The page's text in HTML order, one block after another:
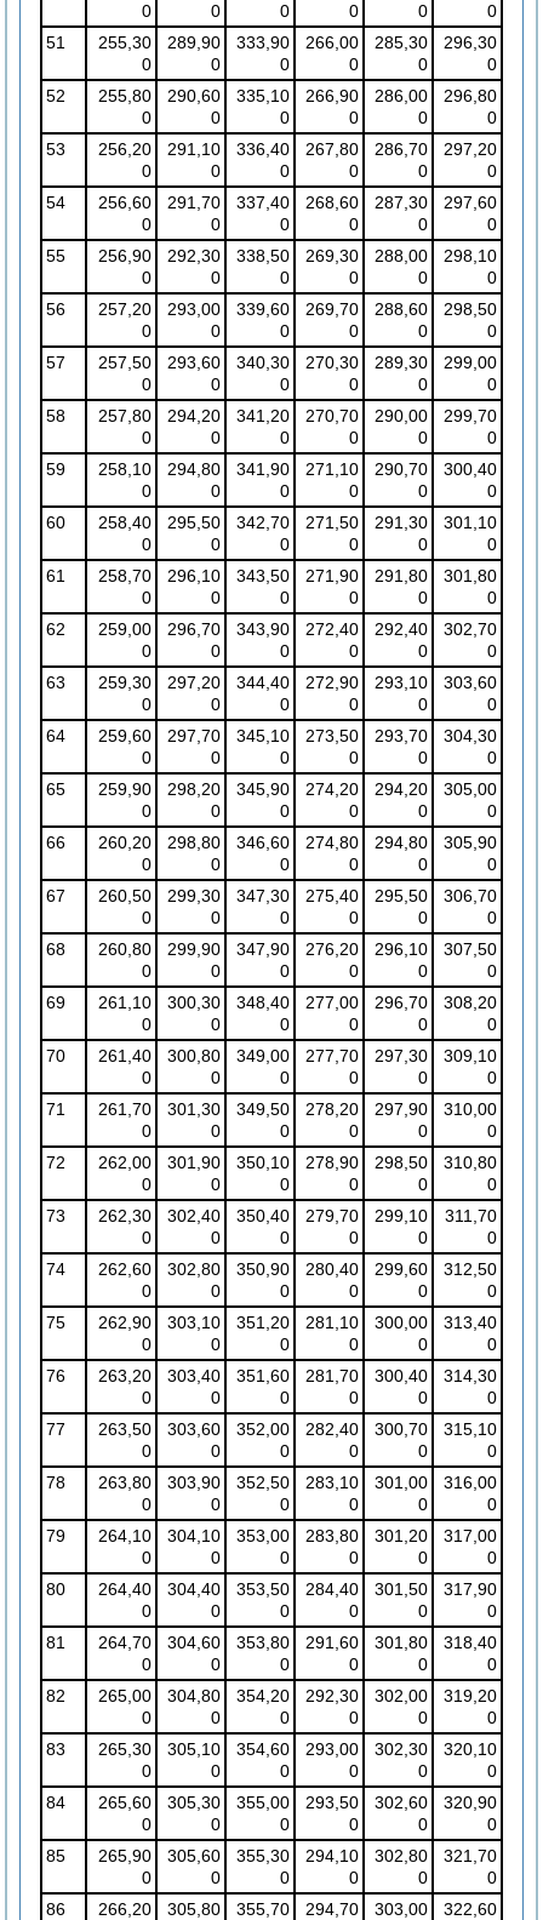
0
0
0
0
0
0
51
255,30
0
289,90
0
333,90
0
266,00
0
285,30
0
296,30
0
52
255,80
0
290,60
0
335,10
0
266,90
0
286,00
0
296,80
0
53
256,20
0
291,10
0
336,40
0
267,80
0
286,70
0
297,20
0
54
256,60
0
291,70
0
337,40
0
268,60
0
287,30
0
297,60
0
55
256,90
0
292,30
0
338,50
0
269,30
0
288,00
0
298,10
0
56
257,20
0
293,00
0
339,60
0
269,70
0
288,60
0
298,50
0
57
257,50
0
293,60
0
340,30
0
270,30
0
289,30
0
299,00
0
58
257,80
0
294,20
0
341,20
0
270,70
0
290,00
0
299,70
0
59
258,10
0
294,80
0
341,90
0
271,10
0
290,70
0
300,40
0
60
258,40
0
295,50
0
342,70
0
271,50
0
291,30
0
301,10
0
61
258,70
0
296,10
0
343,50
0
271,90
0
291,80
0
301,80
0
62
259,00
0
296,70
0
343,90
0
272,40
0
292,40
0
302,70
0
63
259,30
0
297,20
0
344,40
0
272,90
0
293,10
0
303,60
0
64
259,60
0
297,70
0
345,10
0
273,50
0
293,70
0
304,30
0
65
259,90
0
298,20
0
345,90
0
274,20
0
294,20
0
305,00
0
66
260,20
0
298,80
0
346,60
0
274,80
0
294,80
0
305,90
0
67
260,50
0
299,30
0
347,30
0
275,40
0
295,50
0
306,70
0
68
260,80
0
299,90
0
347,90
0
276,20
0
296,10
0
307,50
0
69
261,10
0
300,30
0
348,40
0
277,00
0
296,70
0
308,20
0
70
261,40
0
300,80
0
349,00
0
277,70
0
297,30
0
309,10
0
71
261,70
0
301,30
0
349,50
0
278,20
0
297,90
0
310,00
0
72
262,00
0
301,90
0
350,10
0
278,90
0
298,50
0
310,80
0
73
262,30
0
302,40
0
350,40
0
279,70
0
299,10
0
311,70
0
74
262,60
0
302,80
0
350,90
0
280,40
0
299,60
0
312,50
0
75
262,90
0
303,10
0
351,20
0
281,10
0
300,00
0
313,40
0
76
263,20
0
303,40
0
351,60
0
281,70
0
300,40
0
314,30
0
77
263,50
0
303,60
0
352,00
0
282,40
0
300,70
0
315,10
0
78
263,80
0
303,90
0
352,50
0
283,10
0
301,00
0
316,00
0
79
264,10
0
304,10
0
353,00
0
283,80
0
301,20
0
317,00
0
80
264,40
0
304,40
0
353,50
0
284,40
0
301,50
0
317,90
0
81
264,70
0
304,60
0
353,80
0
291,60
0
301,80
0
318,40
0
82
265,00
0
304,80
0
354,20
0
292,30
0
302,00
0
319,20
0
83
265,30
0
305,10
0
354,60
0
293,00
0
302,30
0
320,10
0
84
265,60
0
305,30
0
355,00
0
293,50
0
302,60
0
320,90
0
85
265,90
0
305,60
0
355,30
0
294,10
0
302,80
0
321,70
0
86
266,20 305,80 355,70 294,70 303,00 322,60